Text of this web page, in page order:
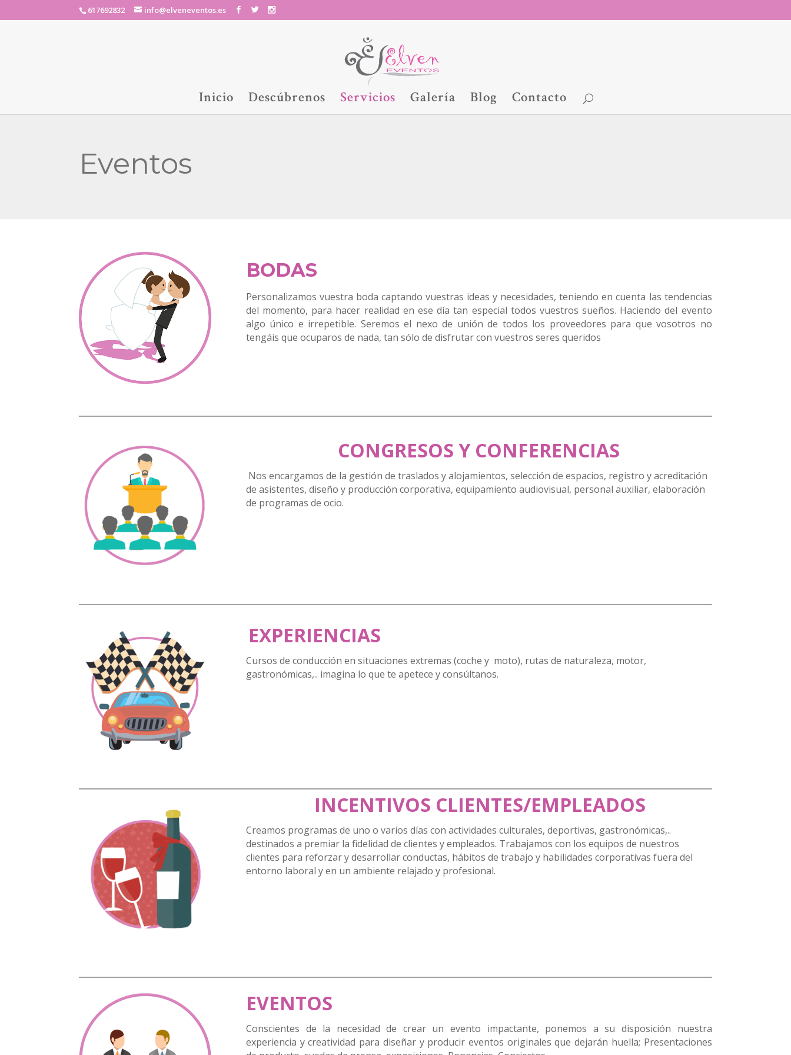
617692832 info@elveneventos.es
Inicio Descúbrenos Servicios Galería Blog Contacto
Eventos
BODAS
Personalizamos vuestra boda captando vuestras ideas y necesidades, teniendo en cuenta las tendencias
del momento, para hacer realidad en ese día tan especial todos vuestros sueños. Haciendo del evento
algo único e irrepetible. Seremos el nexo de unión de todos los proveedores para que vosotros no
tengáis que ocuparos de nada, tan sólo de disfrutar con vuestros seres queridos
CONGRESOS Y CONFERENCIAS
Nos encargamos de la gestión de traslados y alojamientos, selección de espacios, registro y acreditación
de asistentes, diseño y producción corporativa, equipamiento audiovisual, personal auxiliar, elaboración
de programas de ocio.
EXPERIENCIAS
Cursos de conducción en situaciones extremas (coche y moto), rutas de naturaleza, motor,
gastronómicas,.. imagina lo que te apetece y consúltanos.
INCENTIVOS CLIENTES/EMPLEADOS
Creamos programas de uno o varios días con actividades culturales, deportivas, gastronómicas,..
destinados a premiar la fidelidad de clientes y empleados. Trabajamos con los equipos de nuestros
clientes para reforzar y desarrollar conductas, hábitos de trabajo y habilidades corporativas fuera del
entorno laboral y en un ambiente relajado y profesional.
EVENTOS
Conscientes de la necesidad de crear un evento impactante, ponemos a su disposición nuestra
experiencia y creatividad para diseñar y producir eventos originales que dejarán huella; Presentaciones